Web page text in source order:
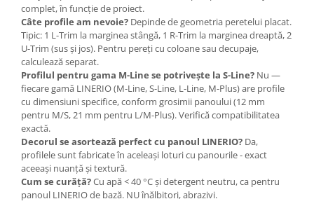
complet, în funcție de proiect.
Câte profile am nevoie? Depinde de geometria peretelui placat.
Tipic: 1 L-Trim la marginea stângă, 1 R-Trim la marginea dreaptă, 2
U-Trim (sus și jos). Pentru pereți cu coloane sau decupaje,
calculează separat.
Profilul pentru gama M-Line se potrivește la S-Line? Nu —
fiecare gamă LINERIO (M-Line, S-Line, L-Line, M-Plus) are profile
cu dimensiuni specifice, conform grosimii panoului (12 mm
pentru M/S, 21 mm pentru L/M-Plus). Verifică compatibilitatea
exactă.
Decorul se asortează perfect cu panoul LINERIO? Da,
profilele sunt fabricate în aceleași loturi cu panourile - exact
aceeași nuanță și textură.
Cum se curăță?Cu apă < 40 °C și detergent neutru, ca pentru
panoul LINERIO de bază. NU înălbitori, abrazivi.